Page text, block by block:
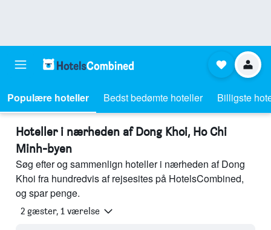
Populære hoteller Bedst bedømte hoteller Billigste
Hoteller i nærheden af Dong Khoi, Ho Chi
Minh-byen
Søg efter og sammenlign hoteller i nærheden af Dong
Khoi fra hundredvis af rejsesites på HotelsCombined,
og spar penge.
2 gæster, 1 værelse